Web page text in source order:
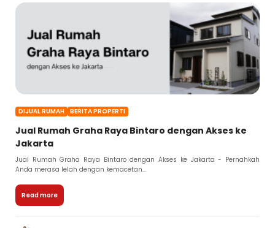
DIJUAL RUMAH BERITA PROPERTI
Jual Rumah Graha Raya Bintaro dengan Akses ke
Jakarta
Jual Rumah Graha Raya Bintaro dengan Akses ke Jakarta - Pernahkah
Anda merasa lelah dengan kemacetan...
Read more